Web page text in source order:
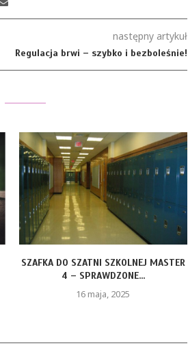
następny artykuł
Regulacja brwi – szybko i bezboleśnie!
SZAFKA DO SZATNI SZKOLNEJ MASTER
4 – SPRAWDZONE...
16 maja, 2025